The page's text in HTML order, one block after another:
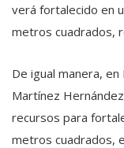
verá fortalecido en
metros cuadrados,
De igual manera,
Martínez
recursos para
metros cuadrados,